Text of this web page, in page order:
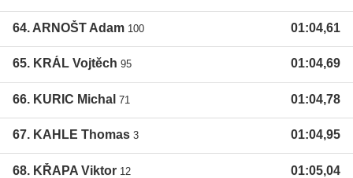
64. ARNOŠT Adam 100 01:04,61
65. KRÁL Vojtěch 95 01:04,69
66. KURIC Michal 71 01:04,78
67. KAHLE Thomas 3 01:04,95
68. KŘAPA Viktor 12 01:05,04